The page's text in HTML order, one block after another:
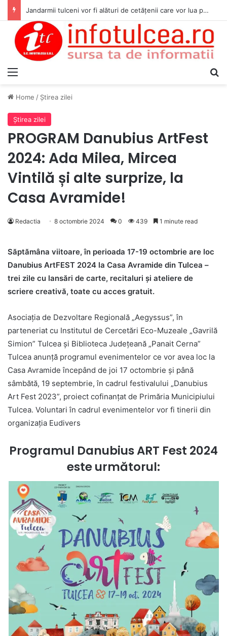
Jandarmii tulceni vor fi alături de cetățenii care vor lua parte la Festivalul Folk Țestos
Home / Ştirea zilei
Ştirea zilei
PROGRAM Danubius ArtFest
2024: Ada Milea, Mircea
Vintilă și alte surprize, la
Casa Avramide!
Redactia 8 octombrie 2024 0 439 1 minute read
Săptămâna viitoare, în perioada 17-19 octombrie are loc
Danubius ArtFEST 2024 la Casa Avramide din Tulcea –
trei zile cu lansări de carte, recitaluri și ateliere de
scriere creativă, toate cu acces gratuit.
Asociația de Dezvoltare Regională „Aegyssus”, în
parteneriat cu Institutul de Cercetări Eco-Muzeale „Gavrilă
Simion” Tulcea și Biblioteca Județeană „Panait Cerna”
Tulcea anunță programul evenimentelor ce vor avea loc la
Casa Avramide începând de joi 17 octombrie și până
sâmbătă, 19 septembrie, în cadrul festivalului „Danubius
Art Fest 2023”, proiect cofinanțat de Primăria Municipiului
Tulcea. Voluntari în cadrul evenimentelor vor fi tinerii din
organizația Eudivers
Programul Danubius ART Fest 2024
este următorul: